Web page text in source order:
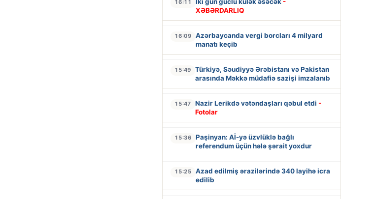
16:11
XƏBƏRDARLIQ
16:09
Azərbaycanda vergi borcları 4 milyard
manatı keçib
15:49
Türkiyə, Səudiyyə Ərəbistanı və Pakistan
arasında Məkkə müdafiə sazişi imzalanıb
15:47 Nazir Lerikdə vətəndaşları qəbul etdi -
Fotolar
15:36
Paşinyan: Aİ-yə üzvlüklə bağlı
referendum üçün hələ şərait yoxdur
15:25
Azad edilmiş ərazilərində 340 layihə icra
edilib